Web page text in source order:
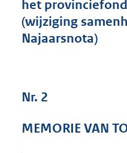
het
(wijziging
Najaarsnota)
Nr. 2
MEMORIE VAN